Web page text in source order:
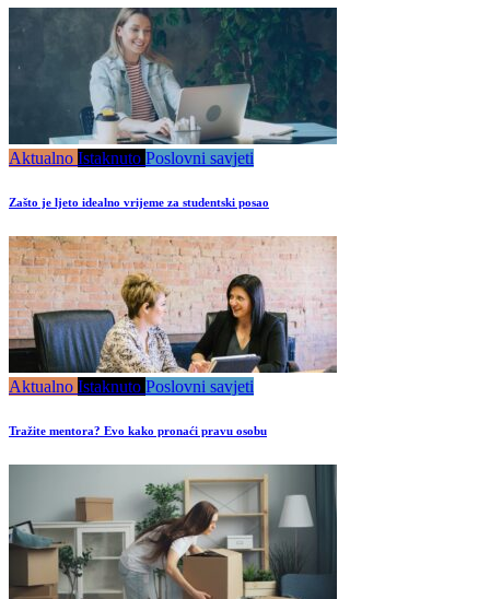
Aktualno Istaknuto Poslovni savjeti
Zašto je ljeto idealno vrijeme za studentski posao
Aktualno Istaknuto Poslovni savjeti
Tražite mentora? Evo kako pronaći pravu osobu